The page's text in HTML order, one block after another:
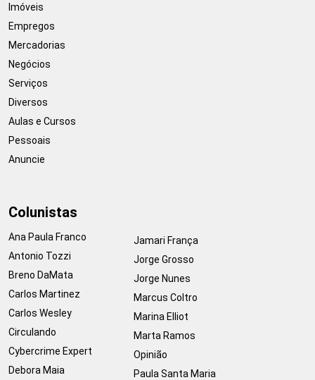
Imóveis
Empregos
Mercadorias
Negócios
Serviços
Diversos
Aulas e Cursos
Pessoais
Anuncie
Colunistas
Ana Paula Franco
Antonio Tozzi
Breno DaMata
Carlos Martinez
Carlos Wesley
Circulando
Cybercrime Expert
Debora Maia
Jamari França
Jorge Grosso
Jorge Nunes
Marcus Coltro
Marina Elliot
Marta Ramos
Opinião
Paula Santa Maria